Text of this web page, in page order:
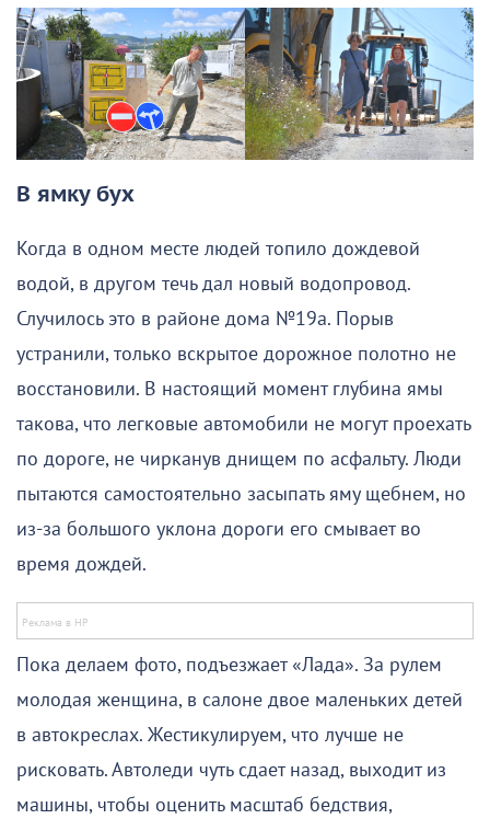
В ямку бух
Когда в одном месте людей топило дождевой
водой, в другом течь дал новый водопровод.
Случилось это в районе дома №19а. Порыв
устранили, только вскрытое дорожное полотно не
восстановили. В настоящий момент глубина ямы
такова, что легковые автомобили не могут проехать
по дороге, не чирканув днищем по асфальту. Люди
пытаются самостоятельно засыпать яму щебнем, но
из-за большого уклона дороги его смывает во
время дождей.
Пока делаем фото, подъезжает «Лада». За рулем
молодая женщина, в салоне двое маленьких детей
в автокреслах. Жестикулируем, что лучше не
рисковать. Автоледи чуть сдает назад, выходит из
машины, чтобы оценить масштаб бедствия,